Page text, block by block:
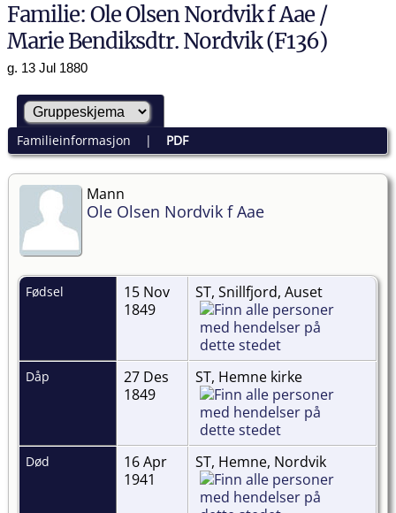
Familie: Ole Olsen Nordvik f Aae /
Marie Bendiksdtr. Nordvik (F136)
g. 13 Jul 1880
Familieinformasjon | PDF
Mann
Ole Olsen Nordvik f Aae
Fødsel
15 Nov
1849
ST, Snillfjord, Auset
Dåp
27 Des
1849
ST, Hemne kirke
Død
16 Apr
1941
ST, Hemne, Nordvik